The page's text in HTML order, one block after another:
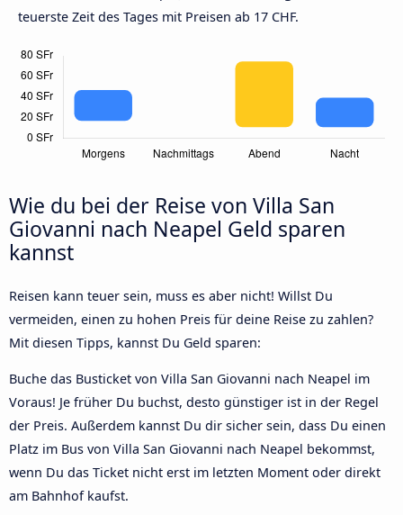
teuerste Zeit des Tages mit Preisen ab 17 CHF.
Wie du bei der Reise von Villa San
Giovanni nach Neapel Geld sparen
kannst
Reisen kann teuer sein, muss es aber nicht! Willst Du
vermeiden, einen zu hohen Preis für deine Reise zu zahlen?
Mit diesen Tipps, kannst Du Geld sparen:
Buche das Busticket von Villa San Giovanni nach Neapel im
Voraus! Je früher Du buchst, desto günstiger ist in der Regel
der Preis. Außerdem kannst Du dir sicher sein, dass Du einen
Platz im Bus von Villa San Giovanni nach Neapel bekommst,
wenn Du das Ticket nicht erst im letzten Moment oder direkt
am Bahnhof kaufst.